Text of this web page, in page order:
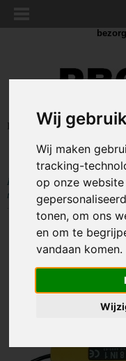
Wij
Wij maken
tracking-
op onze
tonen, om ons
en om te
vandaan komen.
Inloggen Registreren
Home >MEET> Stroom
tester